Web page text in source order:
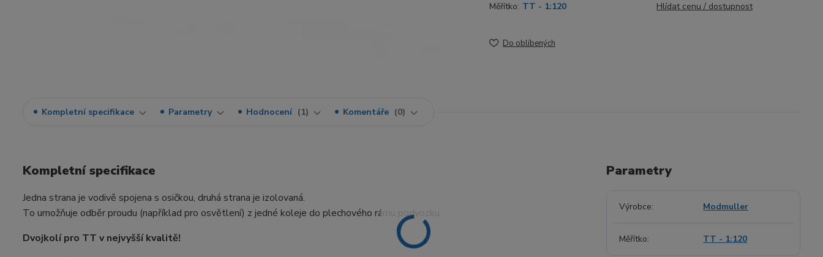
Měřítko: TT - 1:120 Hlídat cenu / dostupnost
Do oblíbených
Kompletní specifikace Parametry Hodnocení 1 Komentáře 0
Kompletní specifikace
Jedna strana je vodivě spojena s osičkou, druhá strana je izolovaná.
To umožňuje odběr proudu (například pro osvětlení) z jedné koleje do plechového rámu podvozku.
Dvojkolí pro TT v nejvyšší kvalitě!
Parametry
Výrobce Modmuller
Měřítko TT - 1:120